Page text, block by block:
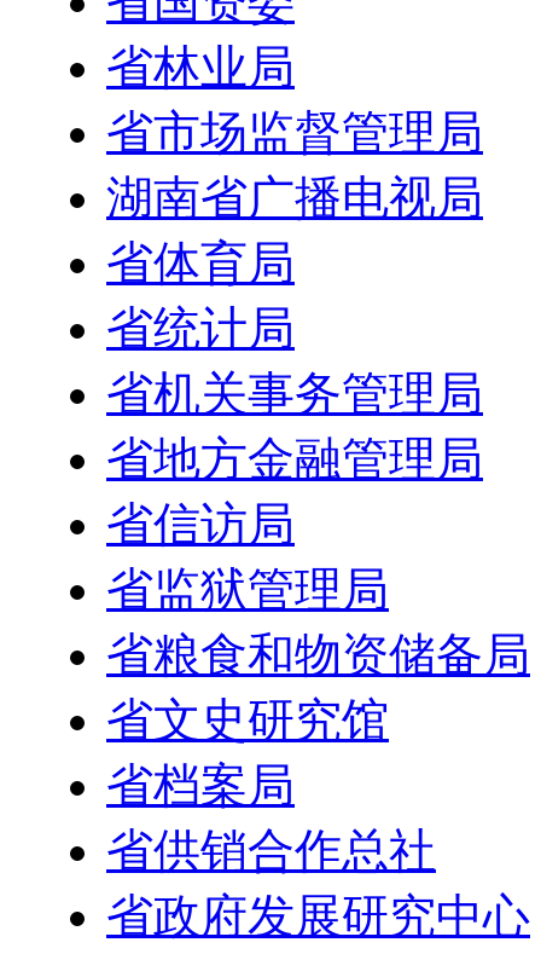
省林业局
省市场监督管理局
湖南省广播电视局
省体育局
省统计局
省机关事务管理局
省地方金融管理局
省信访局
省监狱管理局
省粮食和物资储备局
省文史研究馆
省档案局
省供销合作总社
省政府发展研究中心